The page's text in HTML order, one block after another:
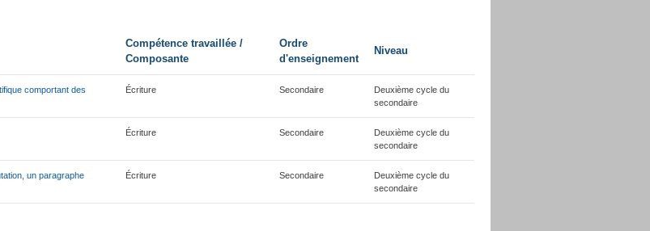
Compétence travaillée /
Composante
Ordre
d'enseignement
Niveau
comportant des
Écriture Secondaire
Deuxième cycle du
secondaire
Écriture Secondaire
Deuxième cycle du
secondaire
un paragraphe
Écriture Secondaire
Deuxième cycle du
secondaire